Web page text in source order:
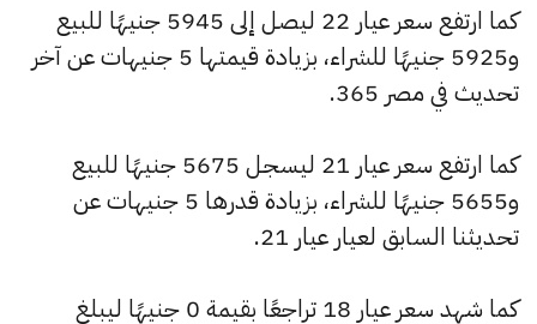
كما ارتفع سعر عيار 22 ليصل إلى 5945 جنيهًا للبيع
و5925 جنيهًا للشراء، بزيادة قيمتها 5 جنيهات عن آخر
تحديث في مصر 365.
كما ارتفع سعر عيار 21 ليسجل 5675 جنيهًا للبيع
و5655 جنيهًا للشراء، بزيادة قدرها 5 جنيهات عن
تحديثنا السابق لعيار عيار 21.
كما شهد سعر عيار 18 تراجعًا بقيمة 0 جنيهًا ليبلغ